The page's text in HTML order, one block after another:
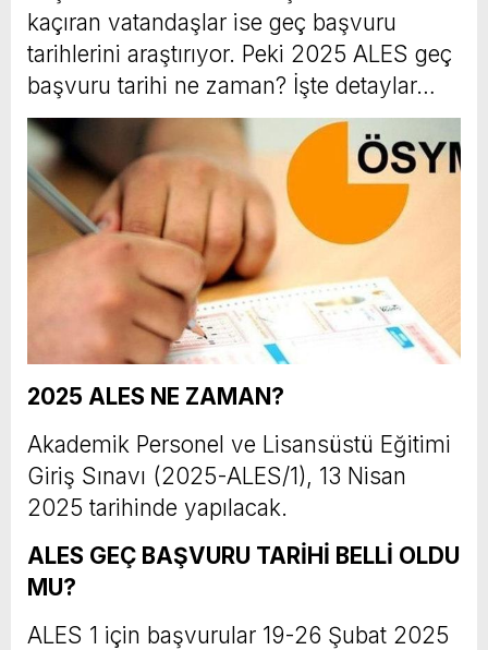
kaçıran vatandaşlar ise geç başvuru
tarihlerini araştırıyor. Peki 2025 ALES geç
başvuru tarihi ne zaman? İşte detaylar…
2025 ALES NE ZAMAN?
Akademik Personel ve Lisansüstü Eğitimi
Giriş Sınavı (2025-ALES/1), 13 Nisan
2025 tarihinde yapılacak.
ALES GEÇ BAŞVURU TARİHİ BELLİ OLDU
MU?
ALES 1 için başvurular 19-26 Şubat 2025